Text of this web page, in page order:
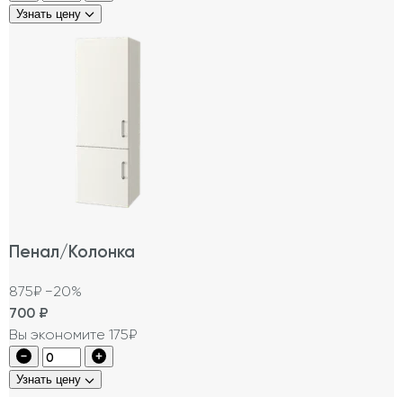
Узнать цену
Пенал/Колонка
875₽ −20%
700 ₽
Вы экономите 175₽
Узнать цену